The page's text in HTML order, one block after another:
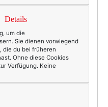
Details
um die
Sie dienen vorwiegend
die du bei früheren
Ohne diese Cookies
Verfügung. Keine